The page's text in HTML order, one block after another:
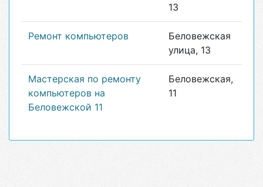
13
Ремонт компьютеров
Беловежская
улица, 13
Мастерская по ремонту
компьютеров на
Беловежской 11
Беловежская,
11